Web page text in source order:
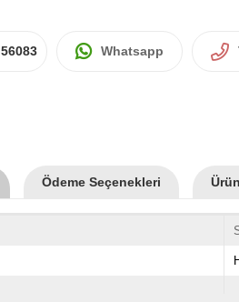
56083 Whatsapp
Ödeme Seçenekleri